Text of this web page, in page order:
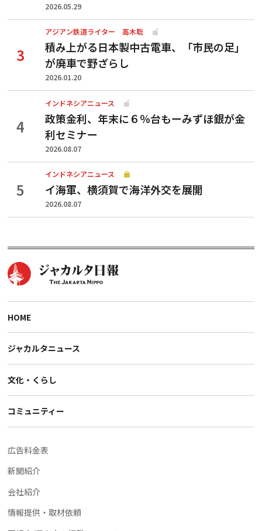
2026.05.29
アジアン鉄道ライター 高木聡
積み上がる日本製中古電車、「市民の足」
が廃車で野ざらし
2026.01.20
インドネシアニュース
政策金利、年末に６％台もーみずほ銀が金
利セミナー
2026.08.07
インドネシアニュース
イ海軍、横須賀で海洋外交を展開
2026.08.07
HOME
ジャカルタニュース
文化・くらし
コミュニティー
広告料金表
新聞紹介
会社紹介
情報提供・取材依頼